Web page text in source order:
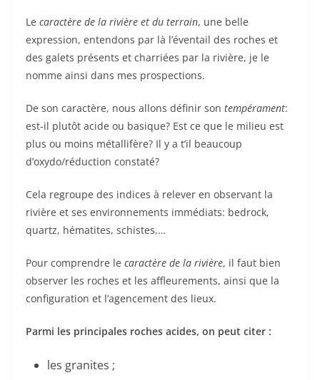
Le caractère de la rivière et du terrain, une belle
expression, entendons par là l’éventail des roches et
des galets présents et charriées par la rivière, je le
nomme ainsi dans mes prospections.
De son caractère, nous allons définir son tempérament:
est-il plutôt acide ou basique? Est ce que le milieu est
plus ou moins métallifère? Il y a t’il beaucoup
d’oxydo/réduction constaté?
Cela regroupe des indices à relever en observant la
rivière et ses environnements immédiats: bedrock,
quartz, hématites, schistes,…
Pour comprendre le caractère de la rivière, il faut bien
observer les roches et les affleurements, ainsi que la
configuration et l’agencement des lieux.
Parmi les principales roches acides, on peut citer :
les granites ;